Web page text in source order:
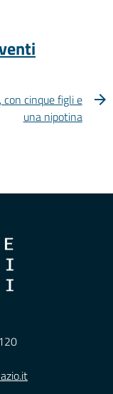
con cinque figli e
una nipotina